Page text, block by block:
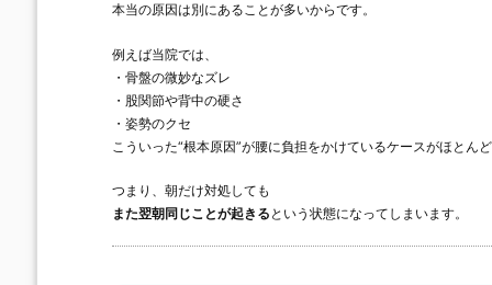
本当の原因は別にあることが多いからです。
例えば当院では、
・骨盤の微妙なズレ
・股関節や背中の硬さ
・姿勢のクセ
こういった“根本原因”が腰に負担をかけているケースがほとん
つまり、朝だけ対処しても
また翌朝同じことが起きる という状態になってしまいます。